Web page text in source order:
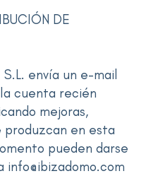
DE
envía un e-mail
cuenta recién
mejoras,
produzcan en esta
pueden darse